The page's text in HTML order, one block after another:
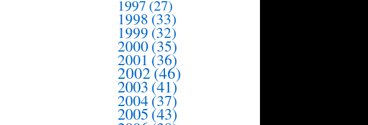
1997(27)
1998(33)
1999 (32)
2000(35)
2001 (36)
2002(46)
2003 (41)
2004(37)
2005(43)